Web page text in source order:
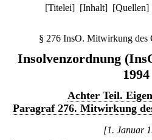
[Titelei] [Inhalt] [Quellen]
§ 276 InsO. Mitwirkung des
Insolvenzordnung
1994
Achter Teil.
Paragraf 276. Mitwirkung
[1. Januar